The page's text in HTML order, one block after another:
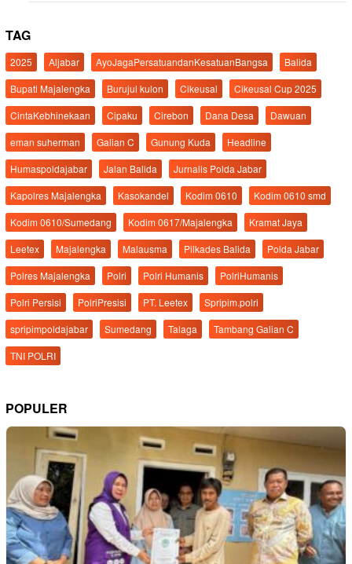
TAG
2025 Aljabar AyoJagaPersatuandanKesatuanBangsa
Balida
Bupati Majalengka
Burujul kulon Cikeusal
Cikeusal Cup 2025
CintaKebhinekaan
Cipaku Cirebon Dana Desa
Dawuan
eman suherman
Galian C Gunung Kuda
Headline
Humaspoldajabar
Jalan Balida
Jurnalis Polda Jabar
Kapolres Majalengka
Kasokandel Kodim 0610
Kodim 0610 smd
Kodim 0610/Sumedang
Kodim 0617/Majalengka
Kramat Jaya
Leetex
Majalengka Malausma Pilkades Balida
Polda Jabar
Polres Majalengka
Polri Polri Humanis
PolriHumanis
Polri Persisi
PolriPresisi PT. Leetex
Spripim.polri
spripimpoldajabar
Sumedang Talaga
Tambang Galian C
TNI POLRI
POPULER